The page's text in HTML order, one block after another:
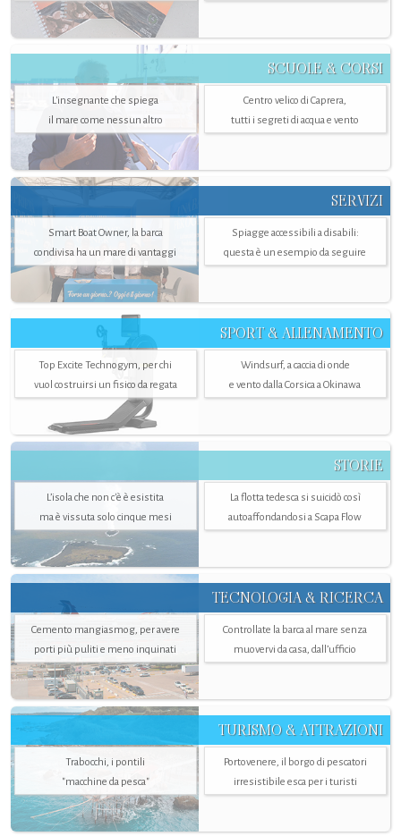
SCUOLE & CORSI
L'insegnante che spiega
il mare come nessun altro
Centro velico di Caprera,
tutti i segreti di acqua e vento
SERVIZI
Smart Boat Owner, la barca
condivisa ha un mare di vantaggi
Spiagge accessibili a disabili:
questa è un esempio da seguire
SPORT & ALLENAMENTO
Top Excite Technogym, per chi
vuol costruirsi un fisico da regata
Windsurf, a caccia di onde
e vento dalla Corsica a Okinawa
STORIE
L’isola che non c'è è esistita
ma è vissuta solo cinque mesi
La flotta tedesca si suicidò così
autoaffondandosi a Scapa Flow
TECNOLOGIA & RICERCA
Cemento mangiasmog, per avere
porti più puliti e meno inquinati
Controllate la barca al mare senza
muovervi da casa, dall’ufficio
TURISMO & ATTRAZIONI
Trabocchi, i pontili
"macchine da pesca"
Portovenere, il borgo di pescatori
irresistibile esca per i turisti